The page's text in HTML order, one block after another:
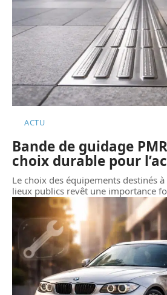
ACTU
Bande de guidage
choix durable pour
Le choix des équipements destinés à
lieux publics revêt une importance